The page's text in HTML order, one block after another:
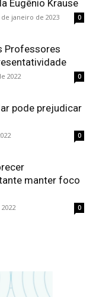
Eugênio Krause
de janeiro de 2023 0
Professores
2022 0
pode prejudicar
0
manter foco
0